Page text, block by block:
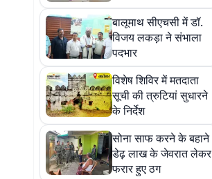
बालूमाथ सीएचसी में डॉ.
विजय लकड़ा ने संभाला
पदभार
विशेष शिविर में मतदाता
सूची की त्रुटियां सुधारने
के निर्देश
सोना साफ करने के बहाने
डेढ़ लाख के जेवरात लेकर
फरार हुए ठग